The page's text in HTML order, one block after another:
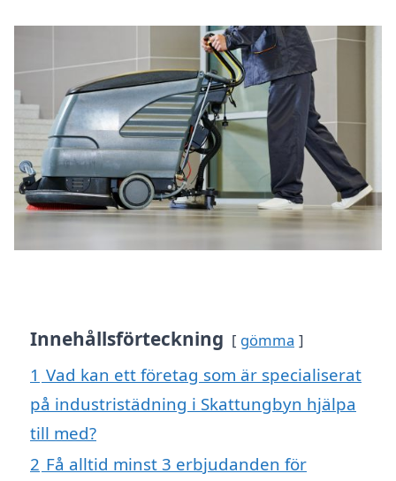
Innehållsförteckning gömma
1 Vad kan ett företag som är specialiserat
på industristädning i Skattungbyn hjälpa
till med?
2 Få alltid minst 3 erbjudanden för